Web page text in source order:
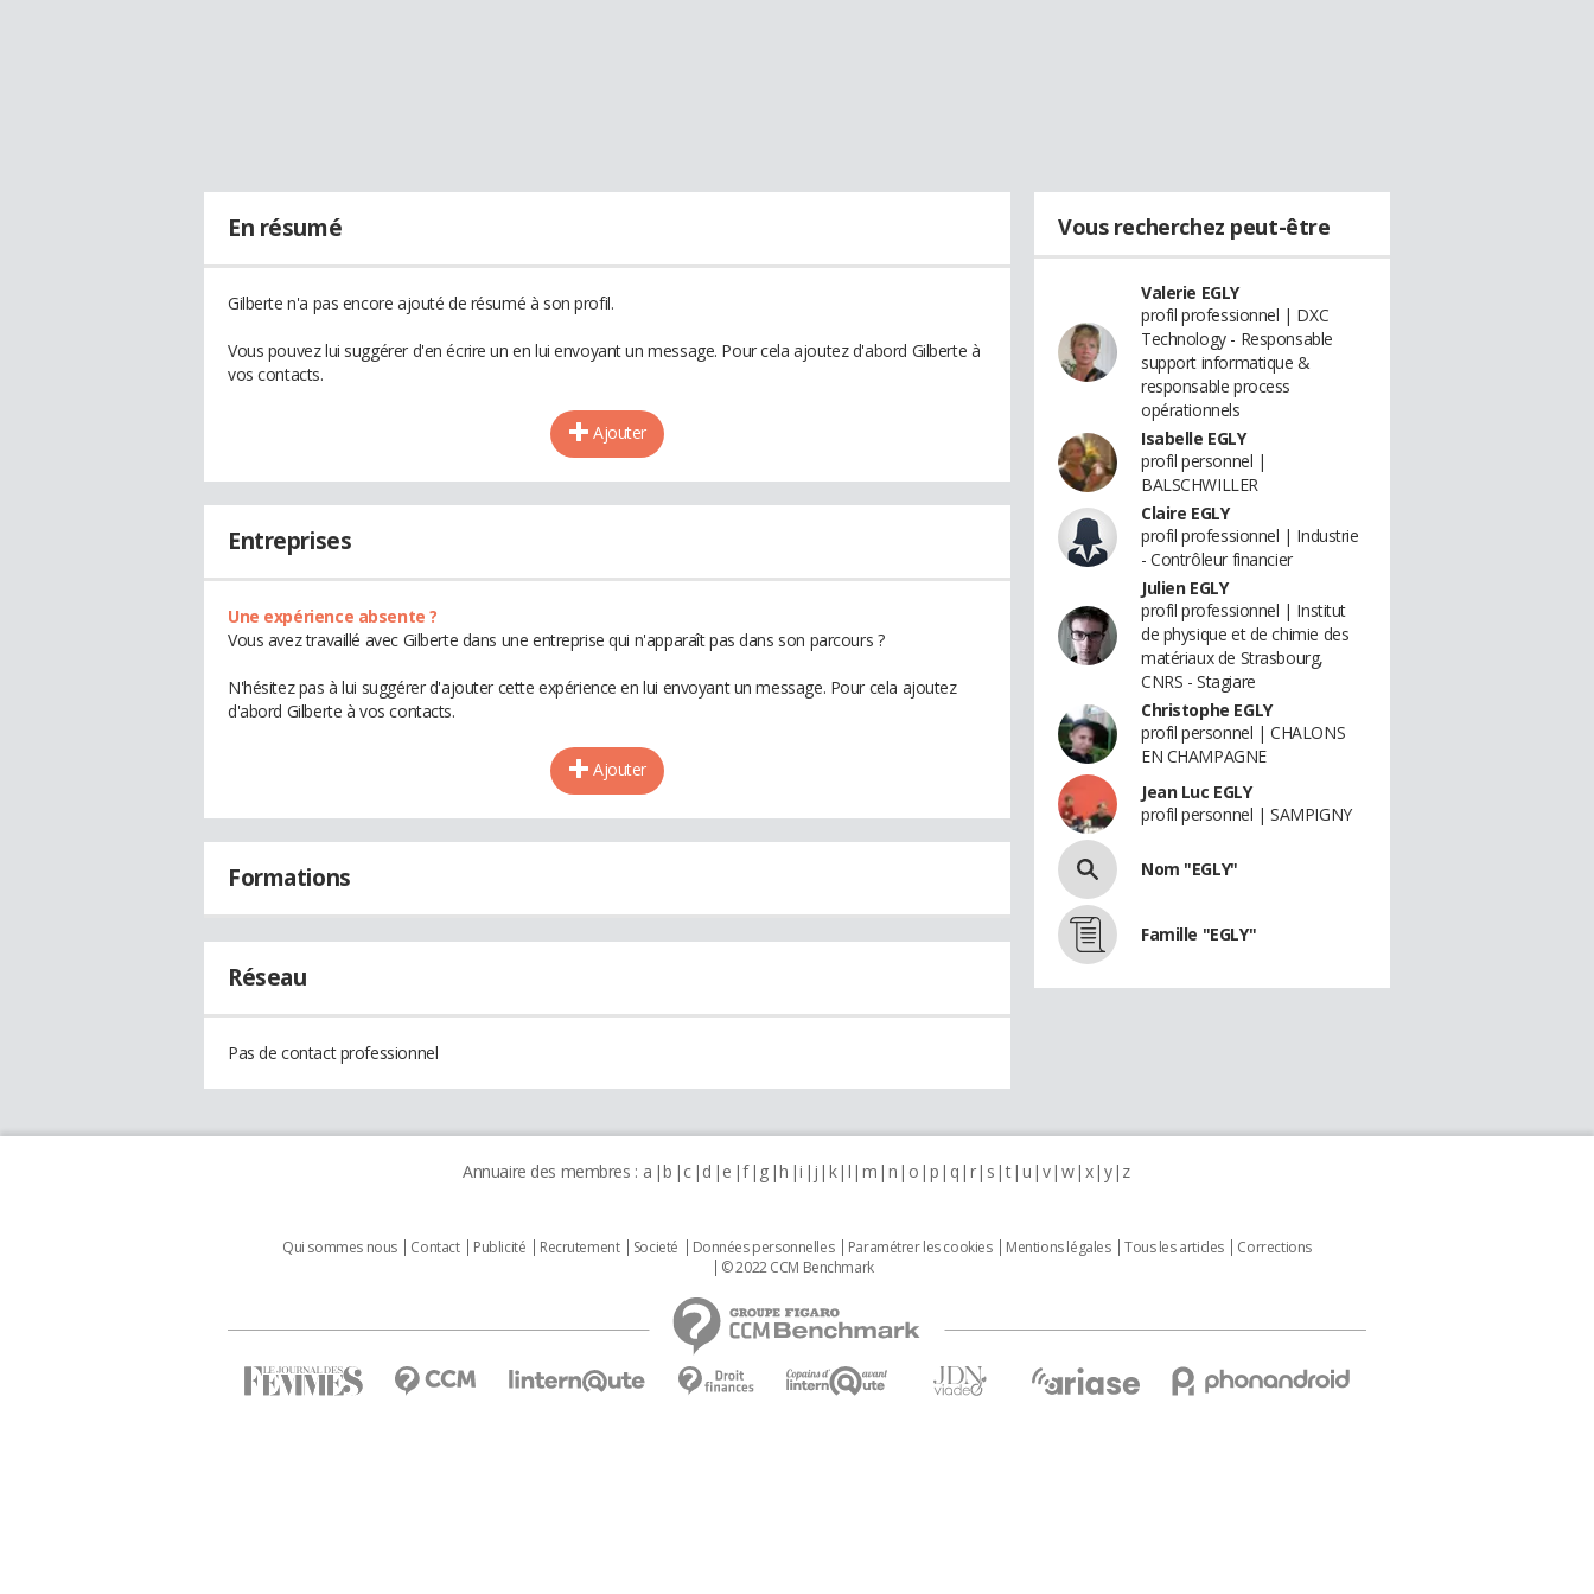
En résumé
Gilberte n'a pas encore ajouté de résumé à son profil.
Vous pouvez lui suggérer d'en écrire un en lui envoyant un message. Pour cela ajoutez d'abord Gilberte à
vos contacts.
Ajouter
Entreprises
Une expérience absente ?
Vous avez travaillé avec Gilberte dans une entreprise qui n'apparaît pas dans son parcours ?
N'hésitez pas à lui suggérer d'ajouter cette expérience en lui envoyant un message. Pour cela ajoutez
d'abord Gilberte à vos contacts.
Ajouter
Formations
Réseau
Pas de contact professionnel
Vous recherchez peut-être
Valerie EGLY
profil professionnel | DXC
Technology - Responsable
support informatique &
responsable process
opérationnels
Isabelle EGLY
profil personnel |
BALSCHWILLER
Claire EGLY
profil professionnel | Industrie
- Contrôleur financier
Julien EGLY
profil professionnel | Institut
de physique et de chimie des
matériaux de Strasbourg,
CNRS - Stagiare
Christophe EGLY
profil personnel | CHALONS
EN CHAMPAGNE
Jean Luc EGLY
profil personnel | SAMPIGNY
Nom "EGLY"
Famille "EGLY"
Annuaire des membres : a b c d e f g h i j k l m n o p q r s t u v w x y z
Qui sommes nous Contact Publicité Recrutement Societé Données personnelles Paramétrer les cookies Mentions légales Tous les articles
Corrections
© 2022 CCM Benchmark